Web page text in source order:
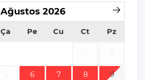
Ağustos 2026
Ça Pe Cu Ct Pz
6 7 8 9